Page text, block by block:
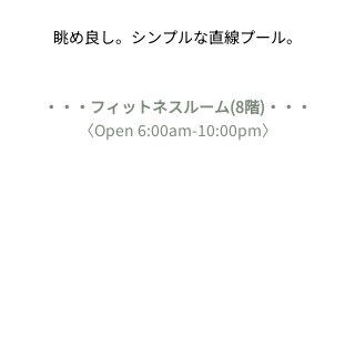
眺め良し。シンプルな直線プール。
・・・フィットネスルーム(8階)・・・
〈Open 6:00am-10:00pm〉